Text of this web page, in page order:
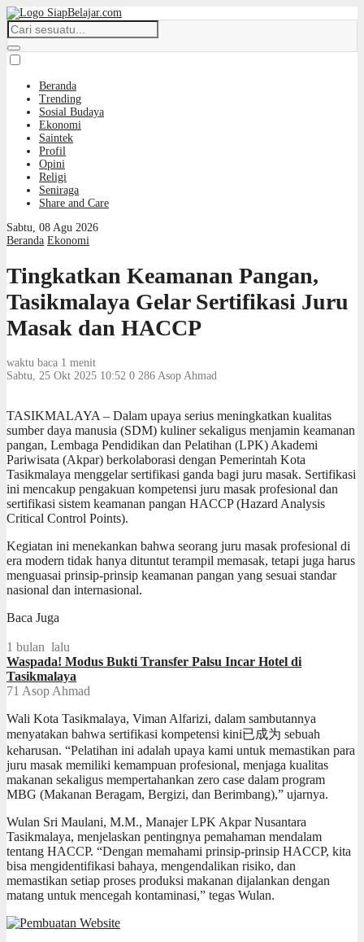
Beranda
Trending
Sosial Budaya
Ekonomi
Saintek
Profil
Opini
Religi
Seniraga
Share and Care
Sabtu, 08 Agu 2026
Beranda Ekonomi
Tingkatkan Keamanan Pangan,
Tasikmalaya Gelar Sertifikasi Juru
Masak dan HACCP
waktu baca 1 menit
Sabtu, 25 Okt 2025 10:52 0 286 Asop Ahmad
TASIKMALAYA – Dalam upaya serius meningkatkan kualitas
sumber daya manusia (SDM) kuliner sekaligus menjamin keamanan
pangan, Lembaga Pendidikan dan Pelatihan (LPK) Akademi
Pariwisata (Akpar) berkolaborasi dengan Pemerintah Kota
Tasikmalaya menggelar sertifikasi ganda bagi juru masak. Sertifikasi
ini mencakup pengakuan kompetensi juru masak profesional dan
sertifikasi sistem keamanan pangan HACCP (Hazard Analysis
Critical Control Points).
Kegiatan ini menekankan bahwa seorang juru masak profesional di
era modern tidak hanya dituntut terampil memasak, tetapi juga harus
menguasai prinsip-prinsip keamanan pangan yang sesuai standar
nasional dan internasional.
Baca Juga
1 bulan lalu
Waspada! Modus Bukti Transfer Palsu Incar Hotel di
Tasikmalaya
71 Asop Ahmad
Wali Kota Tasikmalaya, Viman Alfarizi, dalam sambutannya
menyatakan bahwa sertifikasi kompetensi kini已成为 sebuah
keharusan. “Pelatihan ini adalah upaya kami untuk memastikan para
juru masak memiliki kemampuan profesional, menjaga kualitas
makanan sekaligus mempertahankan zero case dalam program
MBG (Makanan Beragam, Bergizi, dan Berimbang),” ujarnya.
Wulan Sri Maulani, M.M., Manajer LPK Akpar Nusantara
Tasikmalaya, menjelaskan pentingnya pemahaman mendalam
tentang HACCP. “Dengan memahami prinsip-prinsip HACCP, kita
bisa mengidentifikasi bahaya, mengendalikan risiko, dan
memastikan setiap proses produksi makanan dijalankan dengan
matang untuk mencegah kontaminasi,” tegas Wulan.